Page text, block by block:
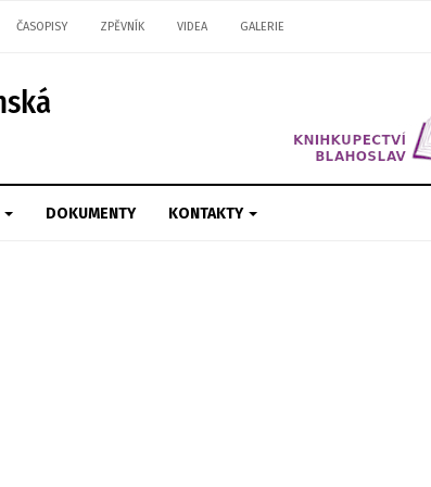
ČASOPISY ZPĚVNÍK VIDEA GALERIE
DOKUMENTY KONTAKTY